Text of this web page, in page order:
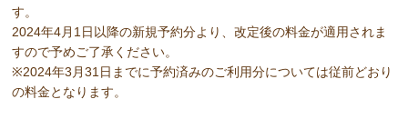
す。
2024年4月1日以降の新規予約分より、改定後の料金が適用されま
すので予めご了承ください。
※2024年3月31日までに予約済みのご利用分については従前どおり
の料金となります。